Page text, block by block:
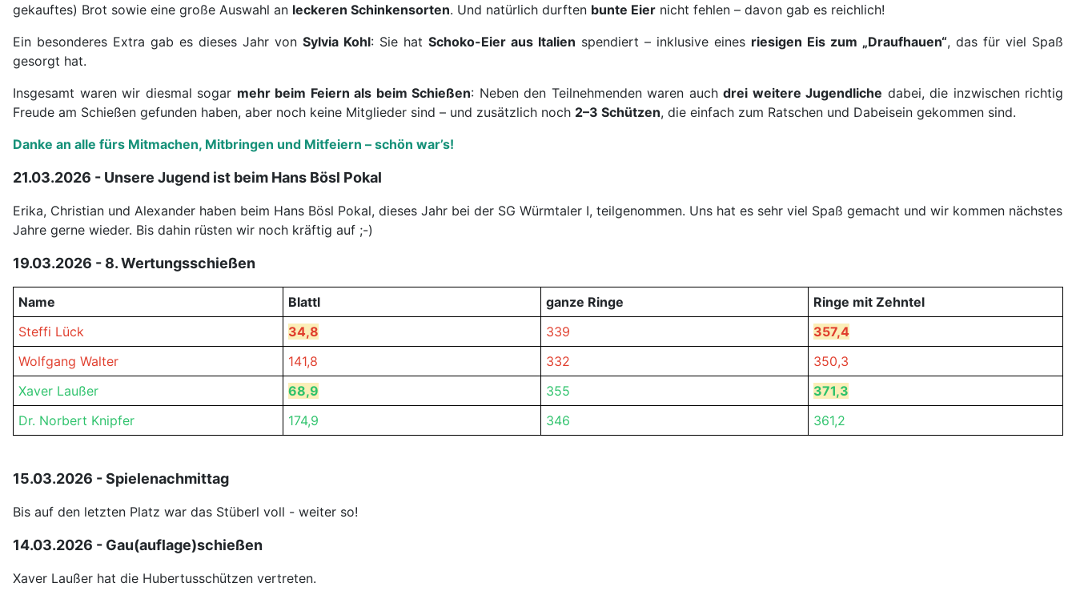
gekauftes) Brot sowie eine große Auswahl an leckeren Schinkensorten. Und natürlich durften bunte Eier nicht fehlen – davon gab es reichlich!
Ein besonderes Extra gab es dieses Jahr von Sylvia Kohl: Sie hat Schoko-Eier aus Italien spendiert – inklusive eines riesigen Eis zum „Draufhauen“, das für viel Spaß
gesorgt hat.
Insgesamt waren wir diesmal sogar mehr beim Feiern als beim Schießen: Neben den Teilnehmenden waren auch drei weitere Jugendliche dabei, die inzwischen richtig
Freude am Schießen gefunden haben, aber noch keine Mitglieder sind – und zusätzlich noch 2–3 Schützen, die einfach zum Ratschen und Dabeisein gekommen sind.
Danke an alle fürs Mitmachen, Mitbringen und Mitfeiern – schön war’s!
21.03.2026 - Unsere Jugend ist beim Hans Bösl Pokal
Erika, Christian und Alexander haben beim Hans Bösl Pokal, dieses Jahr bei der SG Würmtaler I, teilgenommen. Uns hat es sehr viel Spaß gemacht und wir kommen nächstes
Jahre gerne wieder. Bis dahin rüsten wir noch kräftig auf ;-)
19.03.2026 - 8. Wertungsschießen
Name Blattl ganze Ringe
Ringe mit Zehntel
Steffi Lück
34,8 339
357,4
Wolfgang Walter
141,8 332
350,3
Xaver Laußer
68,9 355
371,3
Dr. Norbert Knipfer
174,9 346 361,2
15.03.2026 - Spielenachmittag
Bis auf den letzten Platz war das Stüberl voll - weiter so!
14.03.2026 - Gau(auflage)schießen
Xaver Laußer hat die Hubertusschützen vertreten.